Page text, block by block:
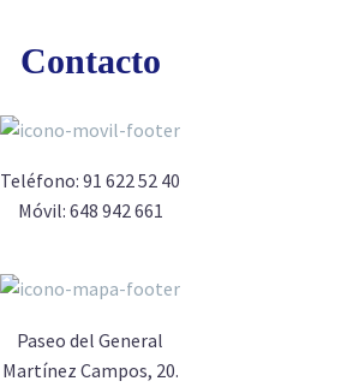
Contacto
Teléfono: 91 622 52 40
Móvil: 648 942 661
Paseo del General
Martínez Campos, 20.